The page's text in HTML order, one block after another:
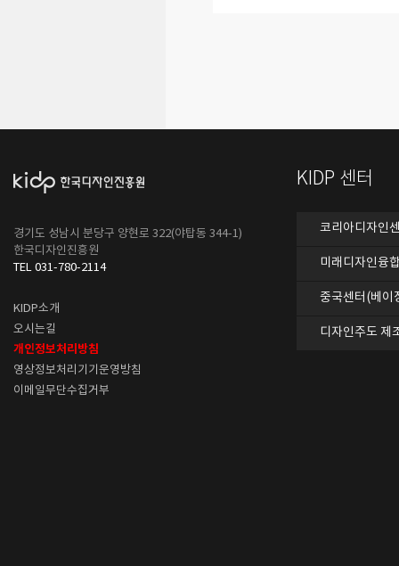
경기도 성남시 분당구 양현로 322(야탑동 344-1)
한국디자인진흥원
TEL 031-780-2114
KIDP소개
오시는길
개인정보처리방침
영상정보처리기기운영방침
이메일무단수집거부
KIDP 센터
코리아디자인
미래디자인융
중국센터(베이
디자인주도 제